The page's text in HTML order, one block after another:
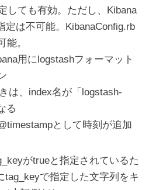
しても有効。ただし、Kibana
定は不可能。KibanaConfig.rb
能。
用にlogstashフォーマット
は、index名が「logstash-
る
として時刻が追加
がtrueと指定されているた
tag_keyで指定した文字列をキ